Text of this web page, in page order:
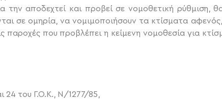
αποδεχτεί και προβεί σε νομοθετική ρύθμιση,
σε ομηρία, να νομιμοποιήσουν τα κτίσματα
που προβλέπει η κείμενη νομοθεσία για
24 του Γ.Ο.Κ., Ν/1277/85,